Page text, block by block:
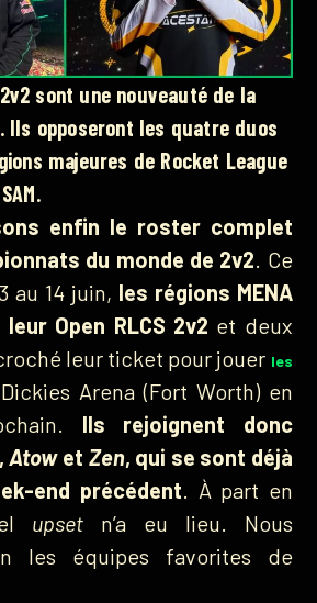
sont une nouveauté de la
Ils opposeront les quatre duos
majeures de Rocket League
enfin le roster complet
du monde de 2v2 . Ce
au 14 juin, les régions MENA
Open RLCS 2v2 et deux
leur ticket pour jouer les
Arena (Fort Worth) en
Ils rejoignent donc
Atowet Zen, qui se sont déjà
end précédent . À part en
upset n’a eu lieu. Nous
les équipes favorites de